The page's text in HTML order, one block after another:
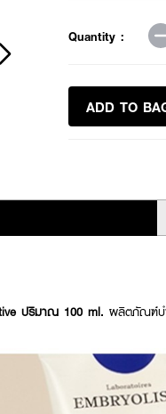
Quantity :
ADD TO
ปริมาณ 100 ml. ผลิตภัณฑ์บ